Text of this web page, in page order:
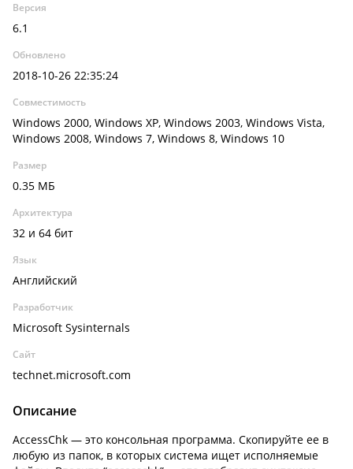
Версия
6.1
Обновлено
2018-10-26 22:35:24
Совместимость
Windows 2000, Windows XP, Windows 2003, Windows Vista,
Windows 2008, Windows 7, Windows 8, Windows 10
Размер
0.35 МБ
Архитектура
32 и 64 бит
Язык
Английский
Разработчик
Microsoft Sysinternals
Сайт
technet.microsoft.com
Описание
AccessChk — это консольная программа. Скопируйте ее в
любую из папок, в которых система ищет исполняемые